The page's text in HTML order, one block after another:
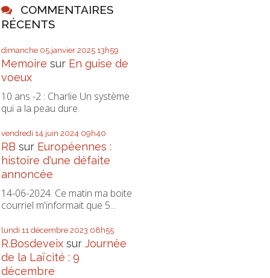
COMMENTAIRES
RÉCENTS
dimanche 05 janvier 2025 13h59
Memoire sur En guise de
voeux
10 ans -2 : Charlie Un système
qui a la peau dure.
vendredi 14 juin 2024 09h40
RB sur Européennes :
histoire d'une défaite
annoncée
14-06-2024. Ce matin ma boite
courriel m'informait que 5...
lundi 11 décembre 2023 08h55
R.Bosdeveix sur Journée
de la Laïcité : 9
décembre